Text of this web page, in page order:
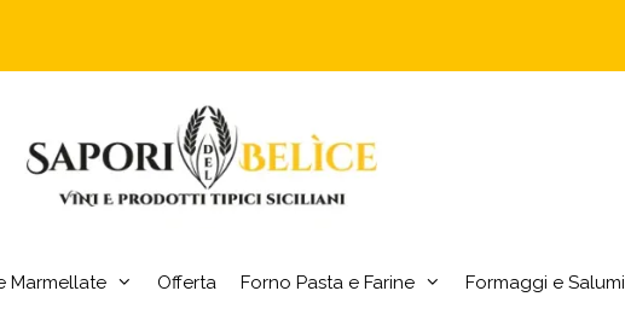
Marmellate Offerta Forno Pasta e Farine Formaggi e Salumi